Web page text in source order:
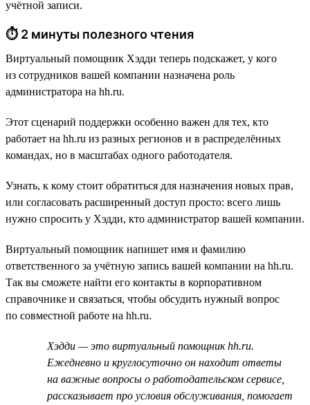
учётной записи.
⏱ 2 минуты полезного чтения
Виртуальный помощник Хэдди теперь подскажет, у кого
из сотрудников вашей компании назначена роль
администратора на hh.ru.
Этот сценарий поддержки особенно важен для тех, кто
работает на hh.ru из разных регионов и в распределённых
командах, но в масштабах одного работодателя.
Узнать, к кому стоит обратиться для назначения новых прав,
или согласовать расширенный доступ просто: всего лишь
нужно спросить у Хэдди, кто администратор вашей компании.
Виртуальный помощник напишет имя и фамилию
ответственного за учётную запись вашей компании на hh.ru.
Так вы сможете найти его контакты в корпоративном
справочнике и связаться, чтобы обсудить нужный вопрос
по совместной работе на hh.ru.
Хэдди — это виртуальный помощник hh.ru.
Ежедневно и круглосуточно он находит ответы
на важные вопросы о работодательском сервисе,
рассказывает про условия обслуживания, помогает